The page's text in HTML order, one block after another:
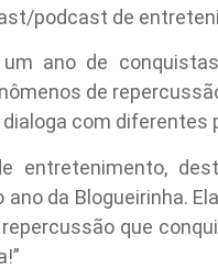
podcast de
ano de
de
com
entretenimento,
da Blogueirinha.
que